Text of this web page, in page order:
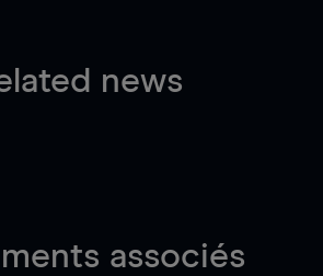
news
associés